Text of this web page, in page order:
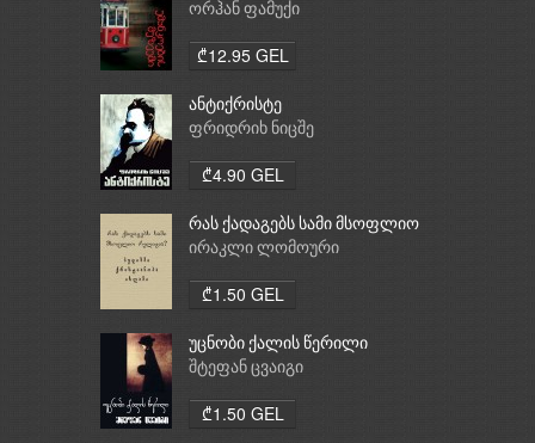
ორჰან ფამუქი
₾12.95 GEL
ანტიქრისტე
ფრიდრიხ ნიცშე
₾4.90 GEL
რას ქადაგებს სამი მსოფლიო
რელიგია: ბუდიზმი,
ირაკლი ლომოური
₾1.50 GEL
უცნობი ქალის წერილი
შტეფან ცვაიგი
₾1.50 GEL